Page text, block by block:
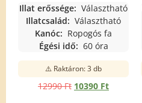
Értékelés:
5.00
/ 5
Illat erőssége: Választható
Illatcsalád: Választható
Kanóc: Ropogós fa
Égési idő: 60 óra
⚠️ Raktáron: 3 db
12990Ft 10390 Ft